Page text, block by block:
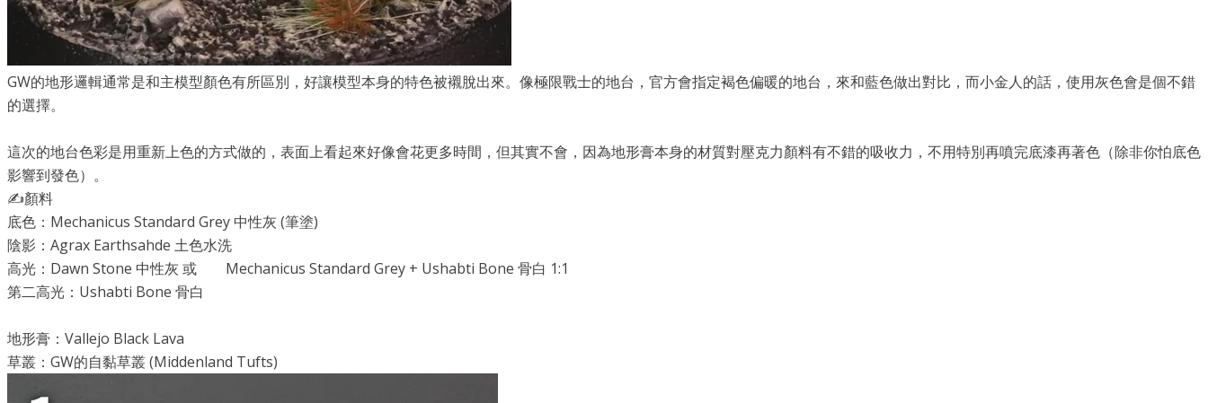
GW的地形邏輯通常是和主模型顏色有所區別，好讓模型本身的特色被襯脫出來。像極限戰士的地台，官方會指定褐色偏暖的地台，來和藍色做出對比，而小金人的話，使用灰色會是個不錯
的選擇。
這次的地台色彩是用重新上色的方式做的，表面上看起來好像會花更多時間，但其實不會，因為地形膏本身的材質對壓克力顏料有不錯的吸收力，不用特別再噴完底漆再著色（除非你怕底色
影響到發色）。
✍️顏料
底色：Mechanicus Standard Grey 中性灰 (筆塗)
陰影：Agrax Earthsahde 土色水洗
高光：Dawn Stone 中性灰 或 Mechanicus Standard Grey + Ushabti Bone 骨白 1:1
第二高光：Ushabti Bone 骨白
地形膏：Vallejo Black Lava
草叢：GW的自黏草叢 (Middenland Tufts)